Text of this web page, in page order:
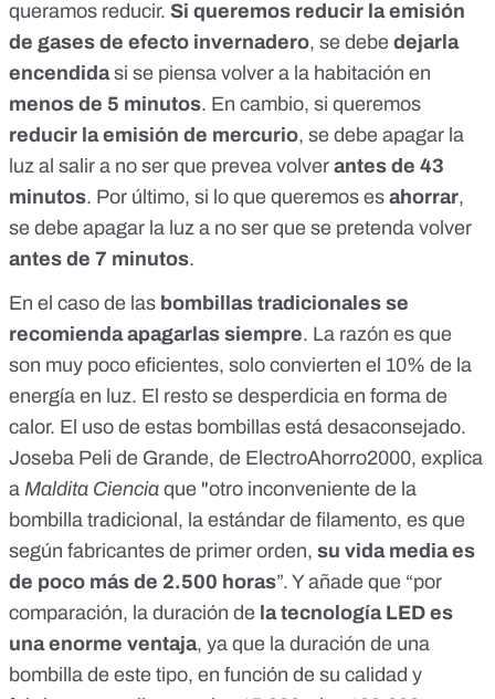
queramos reducir. Si queremos reducir la emisión
de gases de efecto invernadero, se debe dejarla
encendidasi se piensa volver a la habitación en
menos de 5 minutos. En cambio, si queremos
reducir la emisión de mercurio, se debe apagar la
luz al salir a no ser que prevea volver antes de 43
minutos. Por último, si lo que queremos es ahorrar,
se debe apagar la luz a no ser que se pretenda volver
antes de 7 minutos.
En el caso de las bombillas tradicionales se
recomienda apagarlas siempre. La razón es que
son muy poco eficientes, solo convierten el 10% de la
energía en luz. El resto se desperdicia en forma de
calor. El uso de estas bombillas está desaconsejado.
Joseba Peli de Grande, de ElectroAhorro2000, explica
a Maldita Ciencia que "otro inconveniente de la
bombilla tradicional, la estándar de filamento, es que
según fabricantes de primer orden, su vida media es
de poco más de 2.500 horas”. Y añade que “por
comparación, la duración de la tecnología LED es
una enorme ventaja, ya que la duración de una
bombilla de este tipo, en función de su calidad y